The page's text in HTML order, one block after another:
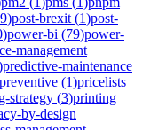
9)post-brexit (1)post-
)power-bi (79)power-
management
predictive-maintenance
preventive (1)pricelists
strategy (3)printing
by-design